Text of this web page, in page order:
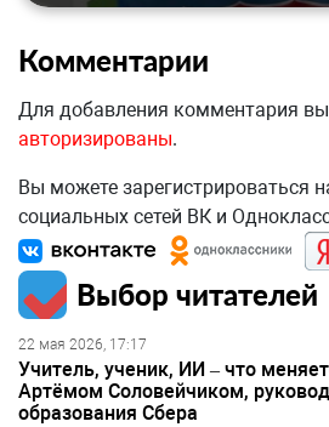
Комментарии
Для добавления комментария
авторизированы.
Вы можете зарегистрироваться
социальных сетей ВК и
Выбор читателей
22 мая 2026, 17:17
Учитель, ученик, ИИ – что
Артёмом Соловейчиком,
образования Сбера